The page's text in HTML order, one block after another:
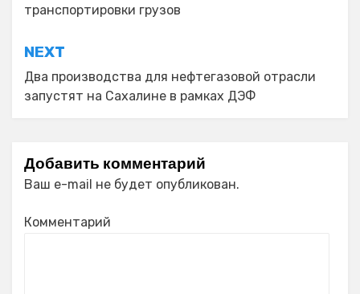
транспортировки грузов
NEXT
Два производства для нефтегазовой отрасли
запустят на Сахалине в рамках ДЭФ
Добавить комментарий
Ваш e-mail не будет опубликован.
Комментарий